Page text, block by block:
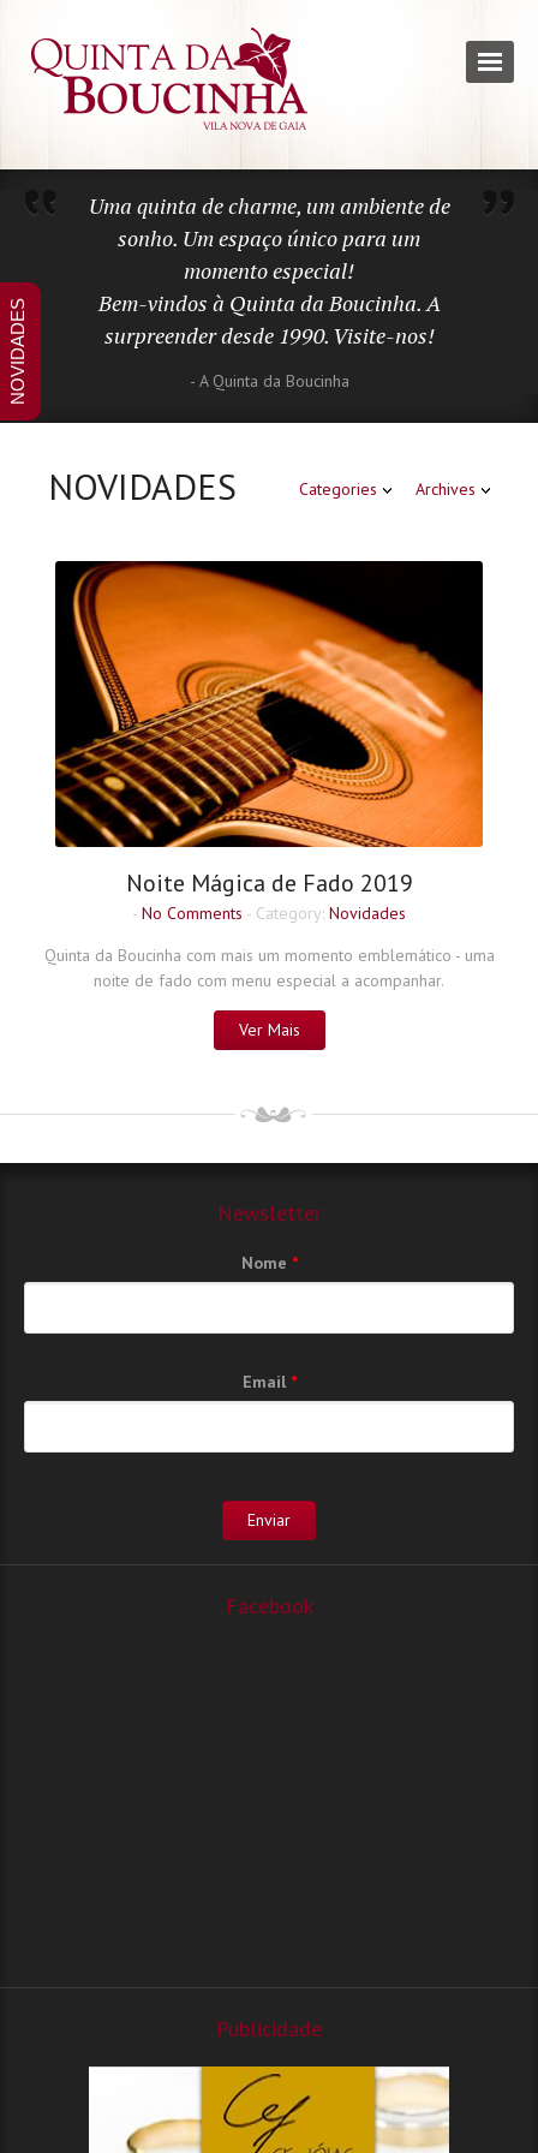
Uma quinta de charme, um ambiente de
sonho. Um espaço único para um
momento especial!
Bem-vindos à Quinta da Boucinha. A
surpreender desde 1990. Visite-nos!
- A Quinta da Boucinha
Categories Archives
NOVIDADES
Noite Mágica de Fado 2019
- No Comments - Category: Novidades
Quinta da Boucinha com mais um momento emblemático - uma
noite de fado com menu especial a acompanhar.
Ver Mais
Newsletter
Nome *
Email *
Facebook
Publicidade
NOVIDADES